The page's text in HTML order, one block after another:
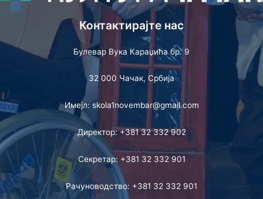
Контактирајте нас
Булевар Вука Караџића бр. 9
32 000 Чачак, Србија
Имејл: skola1novembar@gmail.com
Директор: +381 32 332 902
Секретар: +381 32 332 901
Рачуноводство: +381 32 332 901